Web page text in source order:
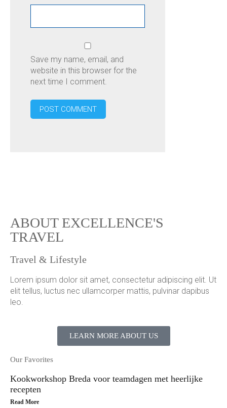
Save my name, email, and
website in this browser for the
next time I comment.
ABOUT EXCELLENCE'S
TRAVEL
Travel & Lifestyle
Lorem ipsum dolor sit amet, consectetur adipiscing elit. Ut
elit tellus, luctus nec ullamcorper mattis, pulvinar dapibus
leo.
LEARN MORE ABOUT US
Our Favorites
Kookworkshop Breda voor teamdagen met heerlijke
recepten
Read More